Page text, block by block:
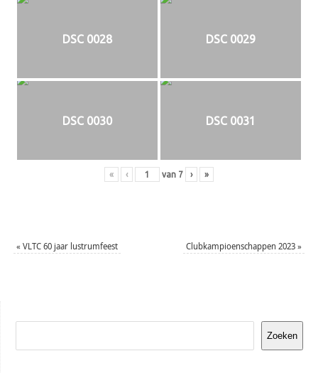
DSC 0028 DSC 0029
DSC 0030 DSC 0031
« ‹ van 7 › »
« VLTC 60 jaar lustrumfeest Clubkampioenschappen 2023»
Zoeken